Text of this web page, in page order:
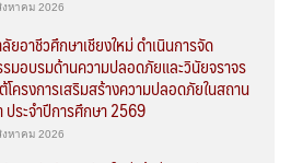
งหาคม 2026
ยอาชีวศึกษาเชียงใหม่ ดำเนินการจัด
มอบรมด้านความปลอดภัยและวินัยจราจร
โครงการเสริมสร้างความปลอดภัยในสถาน
ประจำปีการศึกษา 2569
งหาคม 2026